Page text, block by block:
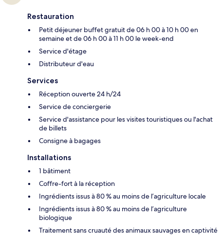
Restauration
Petit déjeuner buffet gratuit de 06 h 00 à 10 h 00 en
semaine et de 06 h 00 à 11 h 00 le week-end
Service d'étage
Distributeur d'eau
Services
Réception ouverte 24 h/24
Service de conciergerie
Service d'assistance pour les visites touristiques ou l'achat
de billets
Consigne à bagages
Installations
1 bâtiment
Coffre-fort à la réception
Ingrédients issus à 80 % au moins de l’agriculture locale
Ingrédients issus à 80 % au moins de l’agriculture
biologique
Traitement sans cruauté des animaux sauvages en captivité